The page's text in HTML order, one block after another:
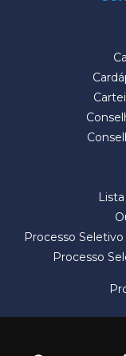
Processo
Processo